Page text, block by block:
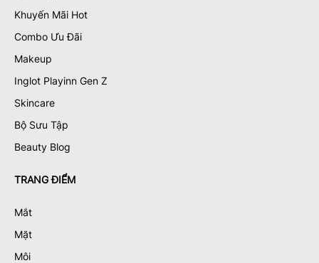
Khuyến Mãi Hot
Combo Ưu Đãi
Makeup
Inglot Playinn Gen Z
Skincare
Bộ Sưu Tập
Beauty Blog
TRANG ĐIỂM
Mắt
Mặt
Môi